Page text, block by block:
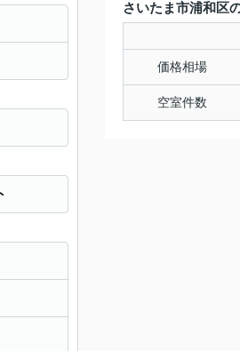
さいたま市浦和区
価格相場
空室件数